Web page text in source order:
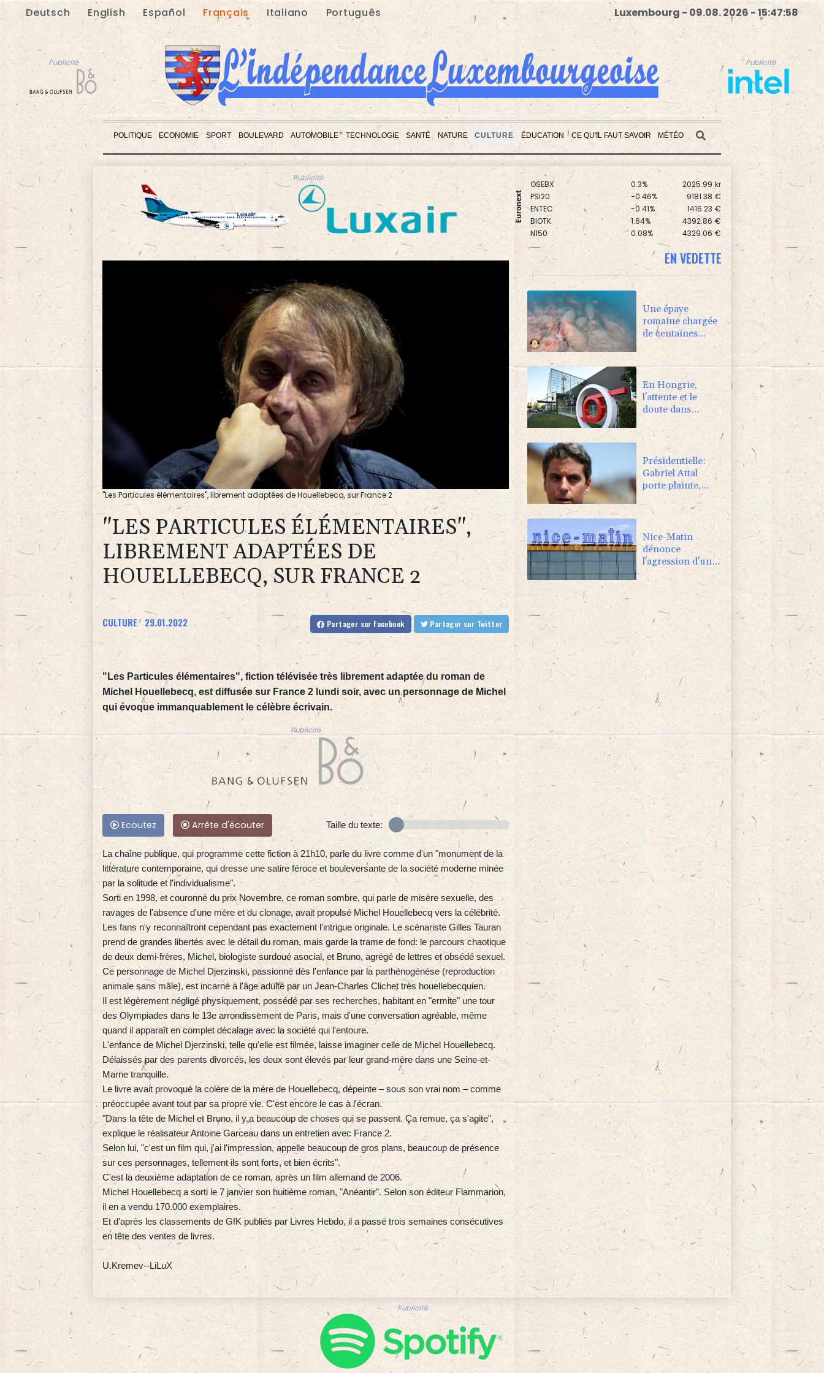
Deutsch English Español Français Italiano Português Luxembourg - 09.08. 2026 - 15:47:59
Publicité Publicité
POLITIQUE ECONOMIE SPORT BOULEVARD AUTOMOBILE TECHNOLOGIE SANTÉ NATURE CULTURE ÉDUCATION CE QU'IL FAUT SAVOIR MÉTÉO
Publicité
Publicité
Euronext
PX1 8714.93
ISEQ
1.99% 14320.37
2025.99
kr
PSI20
-0.46% 9181.38 €
ENTEC
-0.41% 1416.23 €
BIOTK
1.64% 4392.86 €
N150
0.08% 4329.06 €
AEX
-0.09% 1111.47 €
BEL20
0.3%
"Les Particules élémentaires", librement adaptées de Houellebecq, sur France 2
"LES PARTICULES ÉLÉMENTAIRES",
LIBREMENT ADAPTÉES DE
HOUELLEBECQ, SUR FRANCE 2
CULTURE 29.01.2022 Partager sur Facebook Partager sur Twitter
"Les Particules élémentaires", fiction télévisée très librement adaptée du roman de
Michel Houellebecq, est diffusée sur France 2 lundi soir, avec un personnage de Michel
qui évoque immanquablement le célèbre écrivain.
Publicité
Ecoutez Arrête d'écouter Taille du texte:
La chaîne publique, qui programme cette fiction à 21h10, parle du livre comme d'un "monument de la
littérature contemporaine, qui dresse une satire féroce et bouleversante de la société moderne minée
par la solitude et l'individualisme".
Sorti en 1998, et couronné du prix Novembre, ce roman sombre, qui parle de misère sexuelle, des
ravages de l'absence d'une mère et du clonage, avait propulsé Michel Houellebecq vers la célébrité.
Les fans n'y reconnaîtront cependant pas exactement l'intrigue originale. Le scénariste Gilles Tauran
prend de grandes libertés avec le détail du roman, mais garde la trame de fond: le parcours chaotique
de deux demi-frères, Michel, biologiste surdoué asocial, et Bruno, agrégé de lettres et obsédé sexuel.
Ce personnage de Michel Djerzinski, passionné dès l'enfance par la parthénogénèse (reproduction
animale sans mâle), est incarné à l'âge adulte par un Jean-Charles Clichet très houellebecquien.
Il est légèrement négligé physiquement, possédé par ses recherches, habitant en "ermite" une tour
des Olympiades dans le 13e arrondissement de Paris, mais d'une conversation agréable, même
quand il apparaît en complet décalage avec la société qui l'entoure.
L'enfance de Michel Djerzinski, telle qu'elle est filmée, laisse imaginer celle de Michel Houellebecq.
Délaissés par des parents divorcés, les deux sont élevés par leur grand-mère dans une Seine-et-
Marne tranquille.
Le livre avait provoqué la colère de la mère de Houellebecq, dépeinte – sous son vrai nom – comme
préoccupée avant tout par sa propre vie. C'est encore le cas à l'écran.
"Dans la tête de Michel et Bruno, il y a beaucoup de choses qui se passent. Ça remue, ça s'agite",
explique le réalisateur Antoine Garceau dans un entretien avec France 2.
Selon lui, "c'est un film qui, j'ai l'impression, appelle beaucoup de gros plans, beaucoup de présence
sur ces personnages, tellement ils sont forts, et bien écrits".
C'est la deuxième adaptation de ce roman, après un film allemand de 2006.
Michel Houellebecq a sorti le 7 janvier son huitième roman, "Anéantir". Selon son éditeur Flammarion,
il en a vendu 170.000 exemplaires.
Et d'après les classements de GfK publiés par Livres Hebdo, il a passé trois semaines consécutives
en tête des ventes de livres.
U.Kremev--LiLuX
EN VEDETTE
Une épave
romaine chargée
de centaines
d'amphores
découverte au
large de la Sicile
En Hongrie,
l'attente et le
doute dans
l'audiovisuel
public après un
mois sans JT
Présidentielle:
Gabriel Attal
porte plainte,
dénonçant une
ingérence russe
Nice-Matin
dénonce
l'agression d'une
un élu municipal
de Cagnes-sur-
Mer
Publicité